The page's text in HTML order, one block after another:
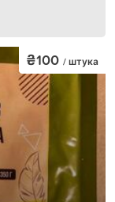
₴100 / штука